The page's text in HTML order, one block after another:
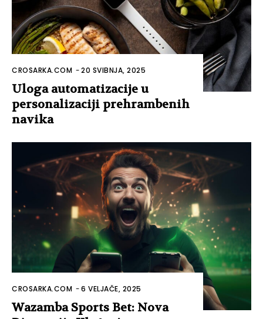
CROSARKA.COM -20 SVIBNJA, 2025
Uloga automatizacije u
personalizaciji prehrambenih
navika
CROSARKA.COM -6 VELJAČE, 2025
Wazamba Sports Bet: Nova